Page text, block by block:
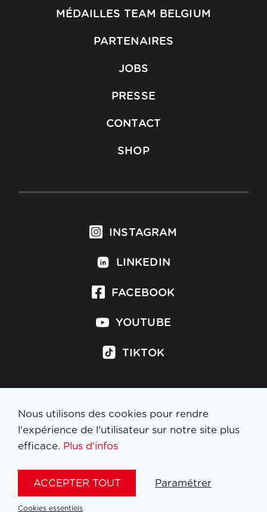
MÉDAILLES TEAM BELGIUM
PARTENAIRES
JOBS
PRESSE
CONTACT
SHOP
INSTAGRAM
LINKEDIN
FACEBOOK
YOUTUBE
TIKTOK
S'inscrire à la newsletter
Nous utilisons des cookies pour rendre
l'expérience de l'utilisateur sur notre site plus
efficace. Plus d'infos
ACCEPTER TOUT Paramétrer
Cookies essentiels